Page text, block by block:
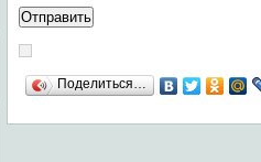
Поделиться…